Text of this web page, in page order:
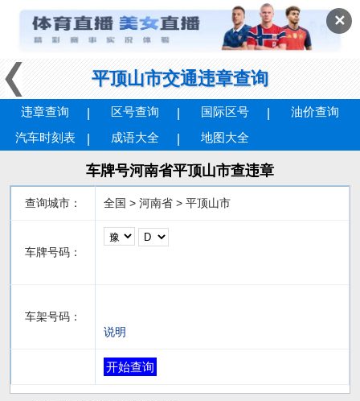
✕
平顶山市交通违章查询
违章查询 区号查询 国际区号
油价查询
汽车时刻表
成语大全 地图大全
车牌号河南省平顶山市查违章
查询城市： 全国 > 河南省 > 平顶山市
车牌号码：
车架号码：
说明
开始查询